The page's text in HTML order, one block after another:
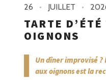
26 JUILLET
TARTE D’ÉTÉ
OIGNONS
Un dîner improvisé
aux oignons est la